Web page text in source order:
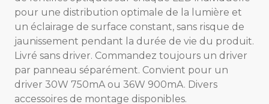
pour une distribution optimale de la lumière et
un éclairage de surface constant, sans risque de
jaunissement pendant la durée de vie du produit.
Livré sans driver. Commandez toujours un driver
par panneau séparément. Convient pour un
driver 30W 750mA ou 36W 900mA. Divers
accessoires de montage disponibles.